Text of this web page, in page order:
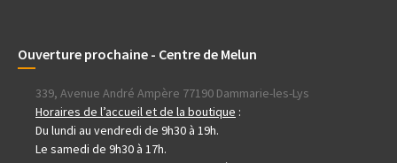
Ouverture prochaine - Centre de Melun
339, Avenue André Ampère 77190 Dammarie-les-Lys
Horaires de l’accueil et de la boutique :
Du lundi au vendredi de 9h30 à 19h.
Le samedi de 9h30 à 17h.